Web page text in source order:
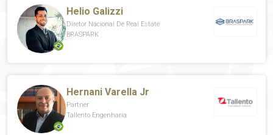
Helio Galizzi
Diretor Nacional De Real Estate
BRASPARK
Hernani Varella Jr
Partner
Tallento Engenharia